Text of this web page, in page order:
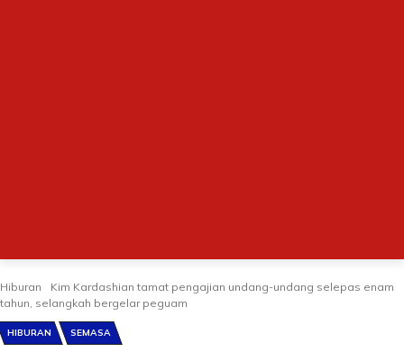
Hiburan
Kim Kardashian tamat pengajian undang-undang selepas enam
tahun, selangkah bergelar peguam
HIBURAN SEMASA